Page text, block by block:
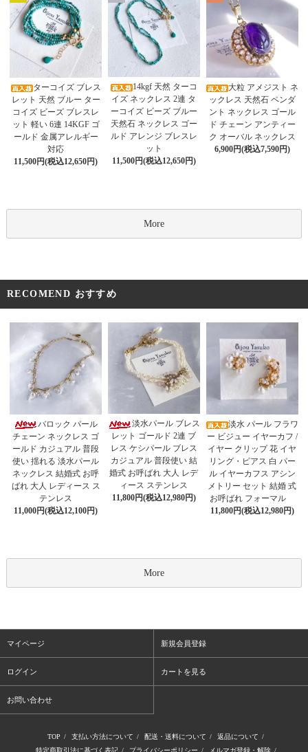
ターコイズ ブレス
レット 天然 ブルー ター
コイズ ビーズ ブレスレ
ット 軽い 6連 14KGF ゴ
ールド 金属アレルギー
対応
11,500円(税込12,650円)
14kgf 天然 ターコ
イズ ネックレス 2連 タ
ーコイズ ビーズ ブルー
天然石 ネックレス ゴー
ルド アレンジ ブレスレ
ット
11,500円(税込12,650円)
大粒 アメジスト ネ
ックレス 天然石 ペンダ
ント ネックレス ゴール
ド チェーン アンティー
ク オーバル ネックレス
6,900円(税込7,590円)
More
RECOMEND おすすめ
バロック パール
チェーン ネックレス ゴ
ールド カジュアル 普段
使い 揺れる 淡水パール
ネックレス 結婚式 お呼
ばれ 大人 レディース ス
テンレス
11,000円(税込12,100円)
淡水パール ブレス
レット ゴールド 2連 ブ
レス ケシパール ブレス
カジュアル 普段使い 結
婚式 お呼ばれ 大人 レデ
ィース ステンレス
11,800円(税込12,980円)
淡水 パール フラワ
ー ビジュー イヤーカフ /
イヤー クリップ 花 イヤ
リング・ピアス 白 パー
ル イヤーカフス アシン
メトリー セット 結婚 式
お呼ばれ フォーマル
11,800円(税込12,980円)
More
マイページ 新規会員登録
ログイン カートを見る
お問い合わせ
TOP / 支払い方法について / 配送・送料について / 返品について /
特定商取引法に基づく表記 / プライバシーポリシー / メルマガ登録・解除 /